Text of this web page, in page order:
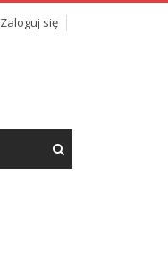
Zaloguj się